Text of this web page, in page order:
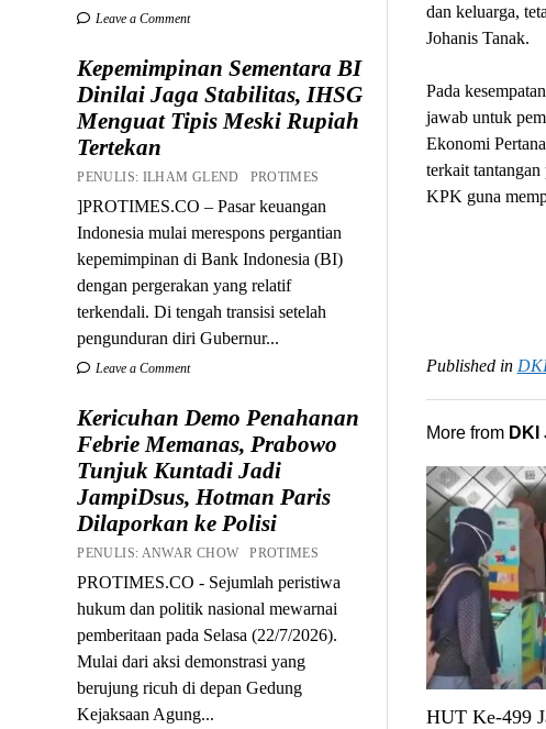
Leave a Comment
Kepemimpinan Sementara BI
Dinilai Jaga Stabilitas, IHSG
Menguat Tipis Meski Rupiah
Tertekan
PENULIS: ILHAM GLEND PROTIMES
]PROTIMES.CO – Pasar keuangan
Indonesia mulai merespons pergantian
kepemimpinan di Bank Indonesia (BI)
dengan pergerakan yang relatif
terkendali. Di tengah transisi setelah
pengunduran diri Gubernur...
Leave a Comment
Kericuhan Demo Penahanan
Febrie Memanas, Prabowo
Tunjuk Kuntadi Jadi
JampiDsus, Hotman Paris
Dilaporkan ke Polisi
PENULIS: ANWAR CHOW PROTIMES
PROTIMES.CO - Sejumlah peristiwa
hukum dan politik nasional mewarnai
pemberitaan pada Selasa (22/7/2026).
Mulai dari aksi demonstrasi yang
berujung ricuh di depan Gedung
Kejaksaan Agung...
dan keluarga,
Johanis Tanak.
Pada
jawab untuk
Ekonomi
terkait
KPK guna
Published in
More from DKI
HUT Ke-499